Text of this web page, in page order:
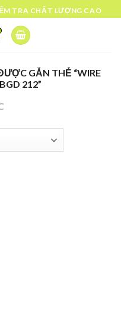
TRA CHẤT LƯỢNG CAO
GẮN THẺ “WIRE
212”